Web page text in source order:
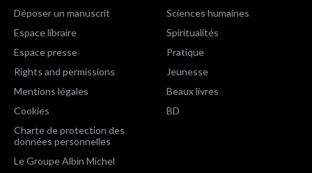
Déposer un manuscrit
Espace libraire
Espace presse
Rights and permissions
Mentions légales
Cookies
Charte de protection des
données personnelles
Le Groupe Albin Michel
Sciences humaines
Spiritualités
Pratique
Jeunesse
Beaux livres
BD